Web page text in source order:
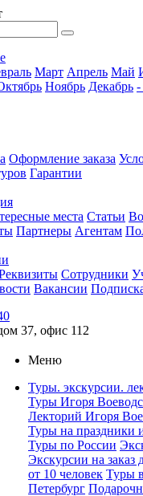
Март Апрель Май
Ноябрь Декабрь -
Оформление заказа
Гарантии
места Статьи
Партнеры Агентам
Сотрудники
Вакансии
37, офис 112
Меню
Туры. экскурсии.
Туры Игоря
Лекторий Игоря
Туры на праздники
Туры по России
Экскурсии на заказ
от 10 человек Туры
Петербург